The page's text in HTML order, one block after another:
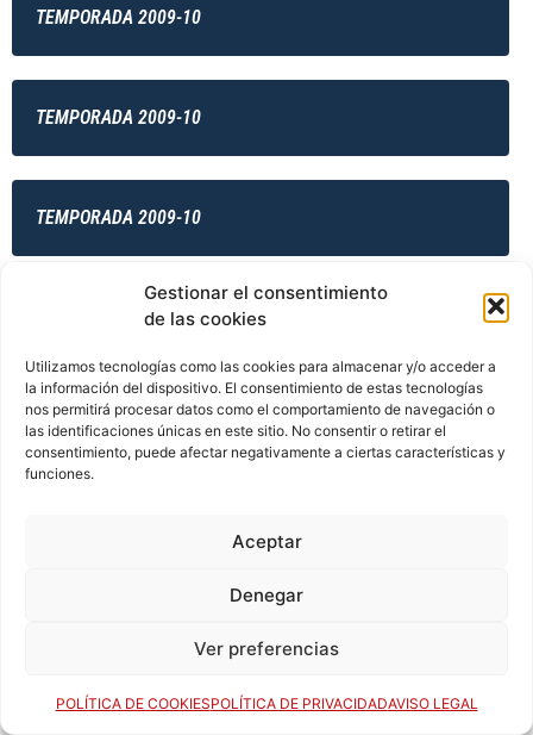
Gestionar el consentimiento
de las cookies
Utilizamos tecnologías como las cookies para almacenar y/o acceder a
la información del dispositivo. El consentimiento de estas tecnologías
nos permitirá procesar datos como el comportamiento de navegación o
las identificaciones únicas en este sitio. No consentir o retirar el
consentimiento, puede afectar negativamente a ciertas características y
funciones.
Aceptar
Denegar
Ver preferencias
POLÍTICA DE COOKIESPOLÍTICA DE PRIVACIDADAVISO LEGAL
TEMPORADA 2009-10
TEMPORADA 2009-10
TEMPORADA 2009-10
TEMPORADA 2009-10
TEMPORADA 2010-11
TEMPORADA 2010-11